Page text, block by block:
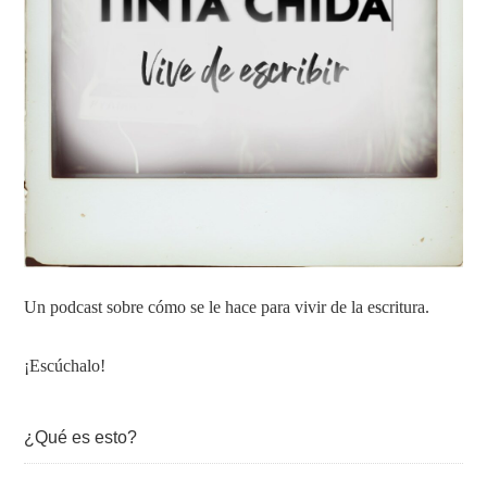
Un podcast sobre cómo se le hace para vivir de la escritura.
¡Escúchalo!
¿Qué es esto?